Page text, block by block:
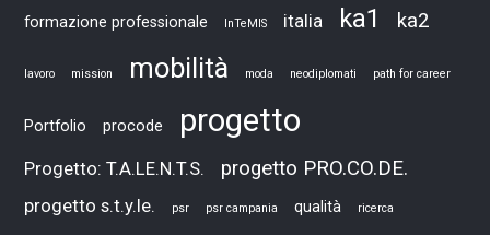
formazione professionale InTeMIS italia ka1 ka2
lavoro mission mobilità moda neodiplomati path for career
Portfolio procode progetto
Progetto: T.A.LE.N.T.S. progetto PRO.CO.DE.
progetto s.t.y.le. psr psr campania qualità ricerca